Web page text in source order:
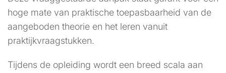
hoge mate van praktische toepasbaarheid van de
aangeboden theorie en het leren vanuit
praktijkvraagstukken.
Tijdens de opleiding wordt een breed scala aan